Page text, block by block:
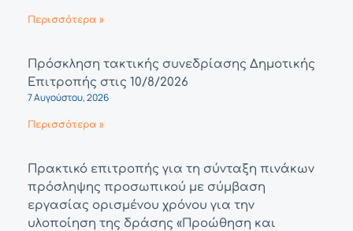
Περισσότερα »
Πρόσκληση τακτικής συνεδρίασης Δημοτικής
Επιτροπής στις 10/8/2026
7 Αυγούστου, 2026
Περισσότερα »
Πρακτικό επιτροπής για τη σύνταξη πινάκων
πρόσληψης προσωπικού με σύμβαση
εργασίας ορισμένου χρόνου για την
υλοποίηση της δράσης «Προώθηση και